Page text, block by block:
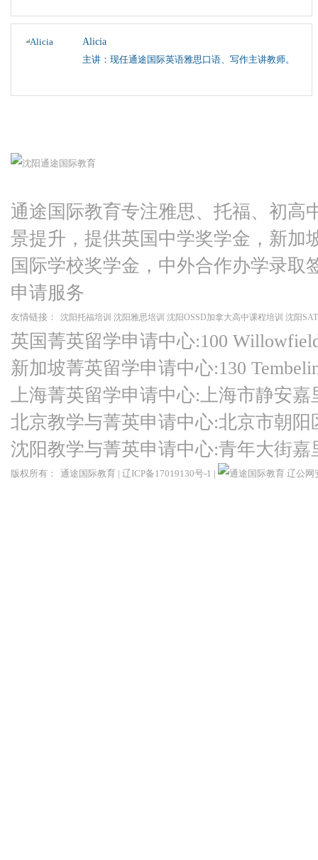
Alicia
主讲：现任通途国际英语雅思口语、写作主讲教师。
通途国际教育专注雅思、托福、初高
景提升，提供英国中学奖学金，新加
国际学校奖学金，中外合作办学录取
申请服务
友情链接： 沈阳托福培训 沈阳雅思培训 沈阳OSSD加拿大高中课程培训 沈阳
英国菁英留学申请中心:100
新加坡菁英留学申请中心:130
上海菁英留学申请中心:上海市静安嘉
北京教学与菁英申请中心:北京市朝
沈阳教学与菁英申请中心:青年大街
版权所有： 通途国际教育 | 辽ICP备17019130号-1 | 辽公网